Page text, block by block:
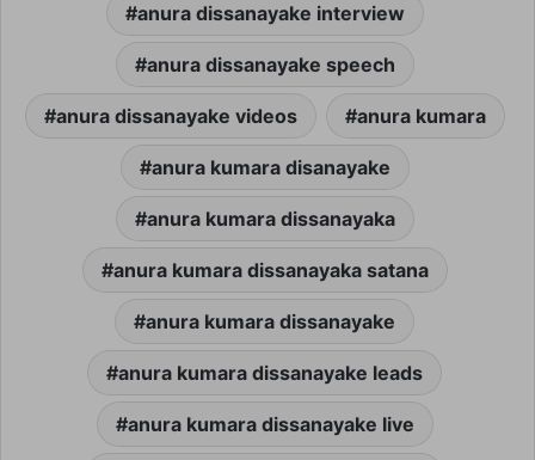
anura dissanayake interview
anura dissanayake speech
anura dissanayake videos anura kumara
anura kumara disanayake
anura kumara dissanayaka
anura kumara dissanayaka satana
anura kumara dissanayake
anura kumara dissanayake leads
anura kumara dissanayake live